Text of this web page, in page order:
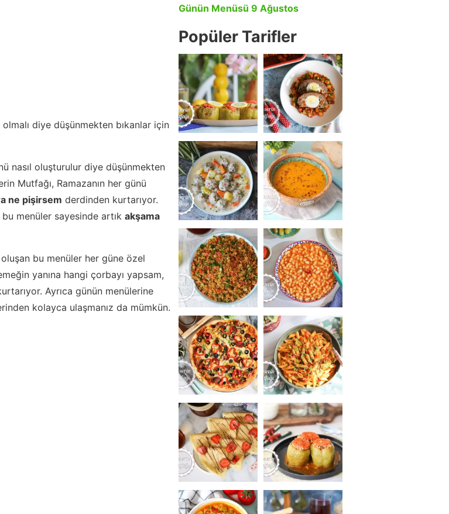
diye düşünmekten bıkanlar için
nasıl oluşturulur diye düşünmekten
Mutfağı, Ramazanın her günü
ne pişirsem derdinden kurtarıyor.
menüler sayesinde artık akşama
bu menüler her güne özel
yanına hangi çorbayı yapsam,
Ayrıca günün menülerine
kolayca ulaşmanız da mümkün.
Günün Menüsü 9 Ağustos
Popüler Tarifler